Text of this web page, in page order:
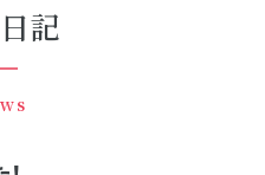
記